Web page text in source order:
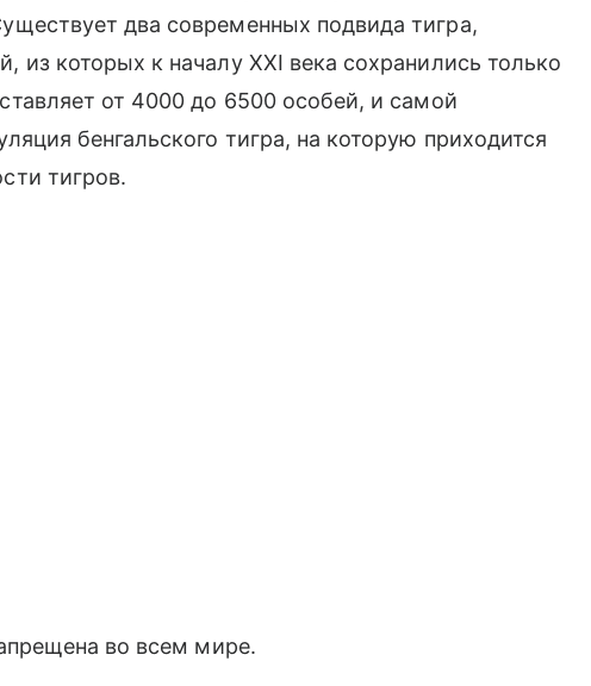
два современных подвида тигра,
из которых к началу XXI века сохранились только
от 4000 до 6500 особей, и самой
бенгальского тигра, на которую приходится
тигров.
во всем мире.